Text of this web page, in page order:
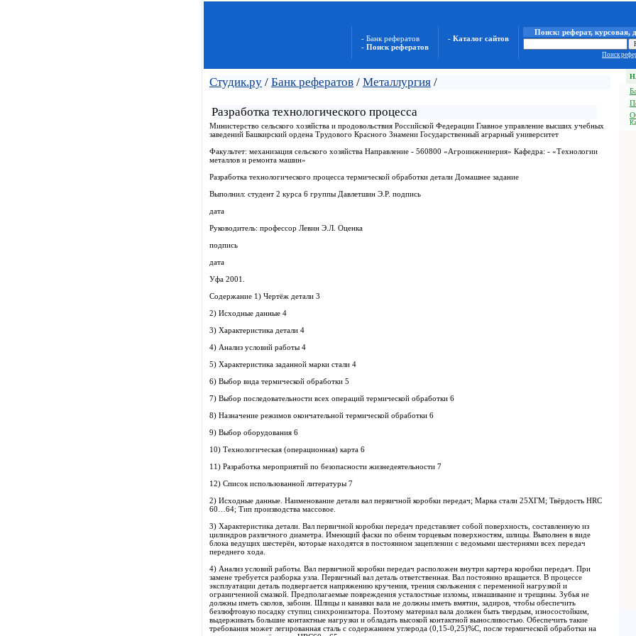
- Банк рефератов
- Поиск рефератов
- Каталог сайтов
Поиск: реферат, курсовая,
Поиск
Студик.ру / Банк рефератов / Металлургия /
Разработка технологического процесса
Министерство сельского хозяйства и продовольствия Российской Федерации Главное управление высших учебных
заведений Башкирский ордена Трудового Красного Знамени Государственный аграрный университет
Факультет: механизация сельского хозяйства Направление - 560800 «Агроинжениерия» Кафедра: - «Технологии
металлов и ремонта машин»
Разработка технологического процесса термической обработки детали Домашнее задание
Выполнил: студент 2 курса 6 группы Давлетшин Э.Р. подпись
дата
Руководитель: профессор Левин Э.Л. Оценка
подпись
дата
Уфа 2001.
Содержание 1) Чертёж детали 3
2) Исходные данные 4
3) Характеристика детали 4
4) Анализ условий работы 4
5) Характеристика заданной марки стали 4
6) Выбор вида термической обработки 5
7) Выбор последовательности всех операций термической обработки 6
8) Назначение режимов окончательной термической обработки 6
9) Выбор оборудования 6
10) Технологическая (операционная) карта 6
11) Разработка мероприятий по безопасности жизнедеятельности 7
12) Список использованной литературы 7
2) Исходные данные. Наименование детали вал первичной коробки передач; Марка стали 25ХГМ; Твёрдость HRC
60…64; Тип производства массовое.
3) Характеристика детали. Вал первичной коробки передач представляет собой поверхность, составленную из
цилиндров различного диаметра. Имеющий фаски по обеим торцевым поверхностям, шлицы. Выполнен в виде
блока ведущих шестерён, которые находятся в постоянном зацеплении с ведомыми шестернями всех передач
переднего хода.
4) Анализ условий работы. Вал первичной коробки передач расположен внутри картера коробки передач. При
замене требуется разборка узла. Первичный вал деталь ответственная. Вал постоянно вращается. В процессе
эксплуатации деталь подвергается напряжению кручения, трения скольжения с переменной нагрузкой и
ограниченной смазкой. Предполагаемые повреждения усталостные изломы, изнашивание и трещины. Зубья не
должны иметь сколов, забоин. Шлицы и канавки вала не должны иметь вмятин, задиров, чтобы обеспечить
безлюфтовую посадку ступиц синхронизатора. Поэтому материал вала должен быть твердым, износостойким,
выдерживать большие контактные нагрузки и обладать высокой контактной выносливостью. Обеспечить такие
требования может легированная сталь с содержанием углерода (0,15-0,25)%С, после термической обработки на